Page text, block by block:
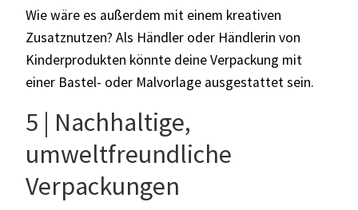
Wie wäre es außerdem mit einem kreativen
Zusatznutzen? Als Händler oder Händlerin von
Kinderprodukten könnte deine Verpackung mit
einer Bastel- oder Malvorlage ausgestattet sein.
5 | Nachhaltige,
umweltfreundliche
Verpackungen